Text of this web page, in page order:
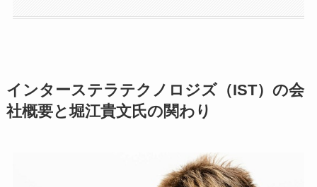
インターステラテクノロジズ（IST）の会
社概要と堀江貴文氏の関わり